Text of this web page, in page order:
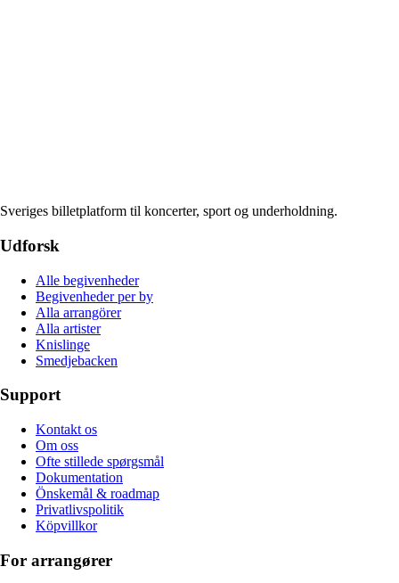
Sveriges billetplatform til koncerter, sport og underholdning.
Udforsk
Alle begivenheder
Begivenheder per by
Alla arrangörer
Alla artister
Knislinge
Smedjebacken
Support
Kontakt os
Om oss
Ofte stillede spørgsmål
Dokumentation
Önskemål & roadmap
Privatlivspolitik
Köpvillkor
For arrangører